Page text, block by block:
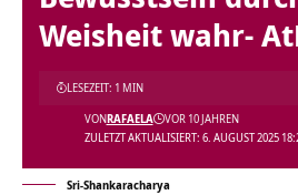
Weisheit wahr-
ZULETZT AKTUALISIERT: 6. AUGUST 2025
VONRAFAELA VOR 10 JAHREN
LESEZEIT: 1 MIN
Sri-Shankaracharya